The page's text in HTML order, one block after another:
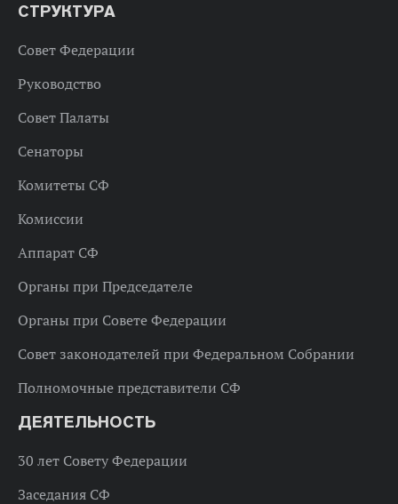
СТРУКТУРА
Совет Федерации
Руководство
Совет Палаты
Сенаторы
Комитеты СФ
Комиссии
Аппарат СФ
Органы при Председателе
Органы при Совете Федерации
Совет законодателей при Федеральном Собрании
Полномочные представители СФ
ДЕЯТЕЛЬНОСТЬ
30 лет Совету Федерации
Заседания СФ